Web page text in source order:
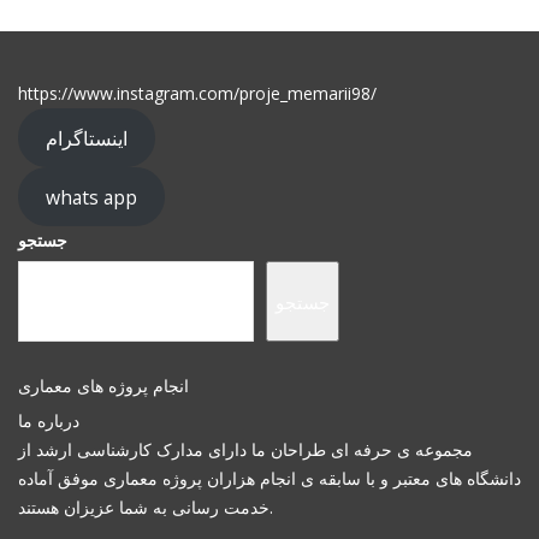
https://www.instagram.com/proje_memarii98/
اینستاگرام
whats app
جستجو
انجام پروژه های معماری
درباره ما
مجموعه ی حرفه ای طراحان ما دارای مدارک کارشناسی ارشد از
دانشگاه های معتبر و با سابقه ی انجام هزاران پروژه معماری موفق آماده
خدمت رسانی به شما عزیزان هستند.